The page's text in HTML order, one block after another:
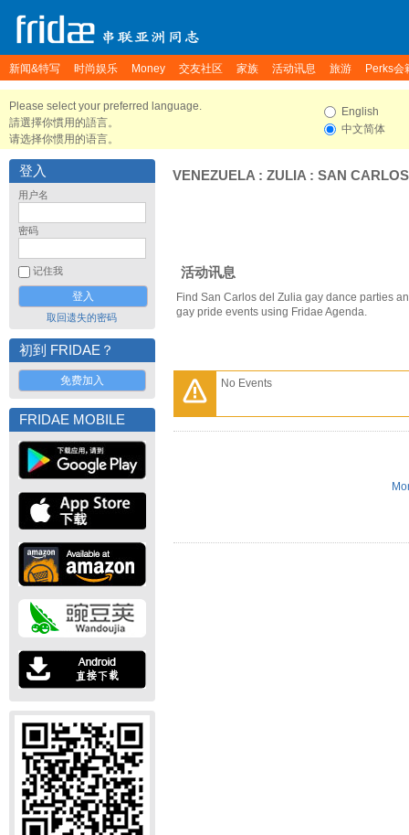
新闻&特写 时尚娱乐 Money 交友社区 家族 活动讯息 旅游 Perks会
Please select your preferred language.
請選擇你慣用的語言。
请选择你惯用的语言。
English
中文简体
登入
用户名
密码
记住我
取回遗失的密码
初到 FRIDAE？
免费加入
FRIDAE MOBILE
VENEZUELA : ZULIA : SAN
活动讯息
Find San Carlos del Zulia gay dance parties
gay pride events using Fridae Agenda.
No Events